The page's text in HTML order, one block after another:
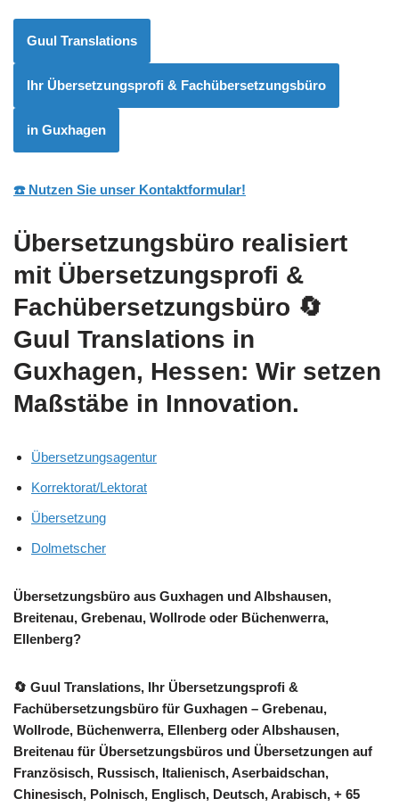
Guul Translations
Ihr Übersetzungsprofi & Fachübersetzungsbüro
in Guxhagen
☎️ Nutzen Sie unser Kontaktformular!
Übersetzungsbüro realisiert
mit Übersetzungsprofi &
Fachübersetzungsbüro 🔄
Guul Translations in
Guxhagen, Hessen: Wir setzen
Maßstäbe in Innovation.
Übersetzungsagentur
Korrektorat/Lektorat
Übersetzung
Dolmetscher
Übersetzungsbüro aus Guxhagen und Albshausen,
Breitenau, Grebenau, Wollrode oder Büchenwerra,
Ellenberg?
🔄 Guul Translations, Ihr Übersetzungsprofi &
Fachübersetzungsbüro für Guxhagen – Grebenau,
Wollrode, Büchenwerra, Ellenberg oder Albshausen,
Breitenau für Übersetzungsbüros und Übersetzungen auf
Französisch, Russisch, Italienisch, Aserbaidschan,
Chinesisch, Polnisch, Englisch, Deutsch, Arabisch, + 65